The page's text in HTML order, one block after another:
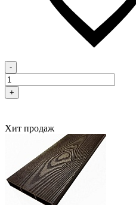
-
+
Хит продаж